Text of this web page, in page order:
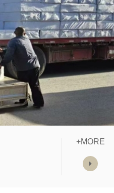
块发货中
雨水收
+MORE